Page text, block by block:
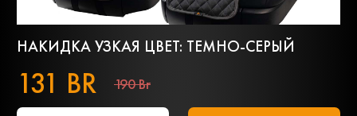
НАКИДКА УЗКАЯ ЦВЕТ: ТЕМНО-СЕРЫЙ
131 BR 190 Br